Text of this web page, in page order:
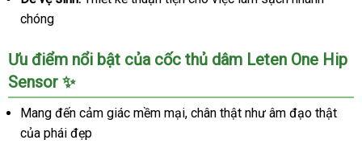
chóng
Ưu điểm nổi bật của cốc thủ dâm Leten One Hip
Sensor ✨
Mang đến cảm giác mềm mại, chân thật như âm đạo thật
của phái đẹp